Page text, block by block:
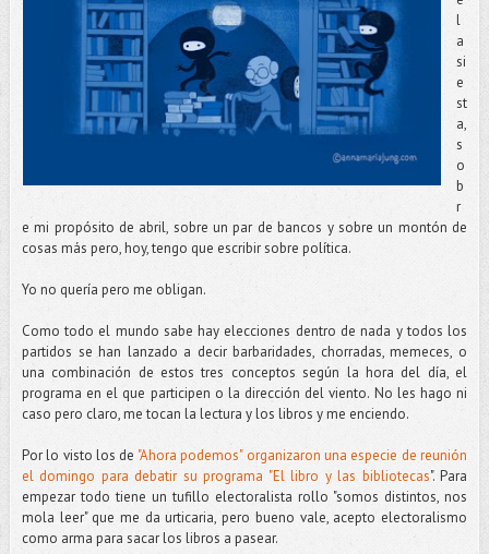
l
a
si
e
st
a,
s
o
b
r
e mi propósito de abril, sobre un par de bancos y sobre un montón de
cosas más pero, hoy, tengo que escribir sobre política.
Yo no quería pero me obligan.
Como todo el mundo sabe hay elecciones dentro de nada y todos los
partidos se han lanzado a decir barbaridades, chorradas, memeces, o
una combinación de estos tres conceptos según la hora del día, el
programa en el que participen o la dirección del viento. No les hago ni
caso pero claro, me tocan la lectura y los libros y me enciendo.
Por lo visto los de "Ahora podemos" organizaron una especie de reunión
el domingo para debatir su programa "El libro y las bibliotecas". Para
empezar todo tiene un tufillo electoralista rollo "somos distintos, nos
mola leer" que me da urticaria, pero bueno vale, acepto electoralismo
como arma para sacar los libros a pasear.